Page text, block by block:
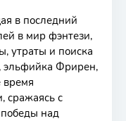
в последний
в мир фэнтези,
утраты и поиска
эльфийка Фрирен,
время
сражаясь с
над